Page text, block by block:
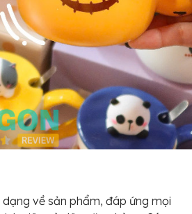
về sản phẩm, đáp ứng mọi